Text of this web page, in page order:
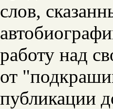
слов,
работу над
от
публикации